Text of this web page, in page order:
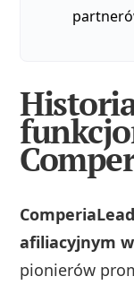
afiliacyjnym
pionierów